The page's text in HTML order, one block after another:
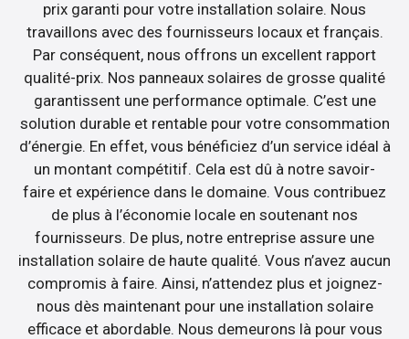
prix garanti pour votre installation solaire. Nous
travaillons avec des fournisseurs locaux et français.
Par conséquent, nous offrons un excellent rapport
qualité-prix. Nos panneaux solaires de grosse qualité
garantissent une performance optimale. C’est une
solution durable et rentable pour votre consommation
d’énergie. En effet, vous bénéficiez d’un service idéal à
un montant compétitif. Cela est dû à notre savoir-
faire et expérience dans le domaine. Vous contribuez
de plus à l’économie locale en soutenant nos
fournisseurs. De plus, notre entreprise assure une
installation solaire de haute qualité. Vous n’avez aucun
compromis à faire. Ainsi, n’attendez plus et joignez-
nous dès maintenant pour une installation solaire
efficace et abordable. Nous demeurons là pour vous